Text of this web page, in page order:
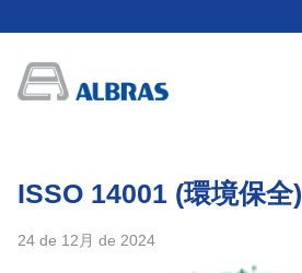
ISSO 14001 (環境保全)
24 de 12月 de 2024